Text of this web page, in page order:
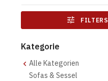
tune FILTERS
Kategorie
Alle Kategorien
Sofas & Sessel